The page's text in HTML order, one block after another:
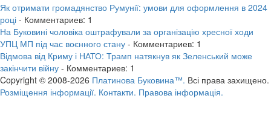
Як отримати громадянство Румунії: умови для оформлення в 2024
році - Комментариев: 1
На Буковині чоловіка оштрафували за організацію хресної ходи
УПЦ МП під час воєнного стану - Комментариев: 1
Відмова від Криму і НАТО: Трамп натякнув як Зеленський може
закінчити війну - Комментариев: 1
Copyright © 2008-2026 Платинова Буковина™. Всі права захищено.
Розміщення інформації. Контакти. Правова інформація.